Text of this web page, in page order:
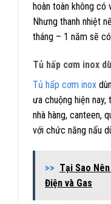
hoàn toàn không có
Nhưng thanh nhiệt
tháng – 1 năm sẽ
Tủ hấp cơm inox
Tủ hấp cơm inox
ưa chuộng hiện
nhà hàng, canteen,
với chức năng nấu
>> Tại Sao
Điện và Gas